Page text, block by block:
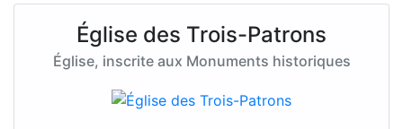
Église des Trois-Patrons
Église, inscrite aux Monuments historiques